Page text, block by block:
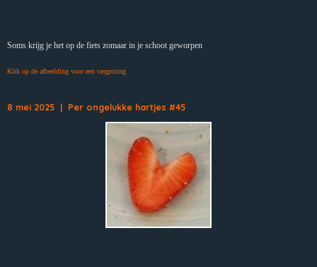
Soms krijg je het op de fiets zomaar in je schoot geworpen
Klik op de afbeelding voor een vergroting
8 mei 2025 | Per ongelukke hartjes #45